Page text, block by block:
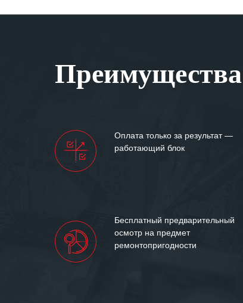
Преимущества
Оплата только за результат —
работающий блок
Бесплатный предварительный
осмотр на предмет
ремонтопригодности